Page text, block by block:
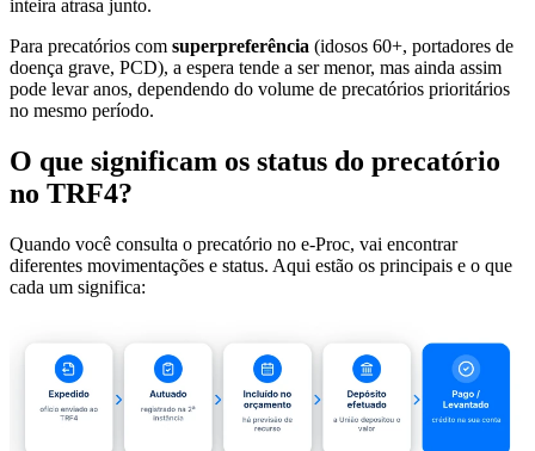
inteira atrasa junto.
Para precatórios com superpreferência (idosos 60+, portadores de
doença grave, PCD), a espera tende a ser menor, mas ainda assim
pode levar anos, dependendo do volume de precatórios prioritários
no mesmo período.
O que significam os status do precatório
no TRF4?
Quando você consulta o precatório no e-Proc, vai encontrar
diferentes movimentações e status. Aqui estão os principais e o que
cada um significa: